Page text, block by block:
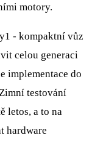
motory.
- kompaktní vůz
celou generaci
implementace do
testování
letos, a to na
hardware